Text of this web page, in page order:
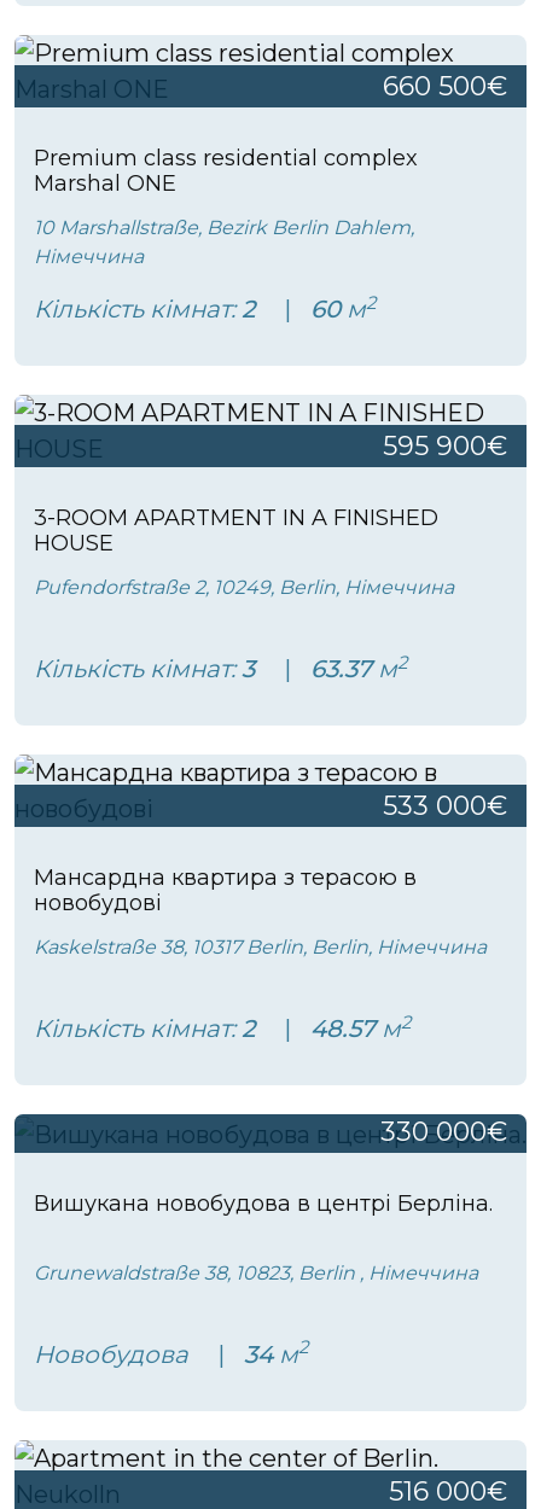
660 500€
Premium class residential complex
Marshal ONE
10 Marshallstraße, Bezirk Berlin Dahlem,
Німеччина
Кількість кімнат:2 60м2
595 900€
3-ROOM APARTMENT IN A FINISHED
HOUSE
Pufendorfstraße 2, 10249, Berlin, Німеччина
Кількість кімнат:3 63.37м2
533 000€
Мансардна квартира з терасою в
новобудові
Kaskelstraße 38, 10317 Berlin, Berlin, Німеччина
Кількість кімнат:2 48.57м2
330 000€
Вишукана новобудова в центрі Берліна.
Grunewaldstraße 38, 10823, Berlin , Німеччина
Новобудова 34м2
516 000€